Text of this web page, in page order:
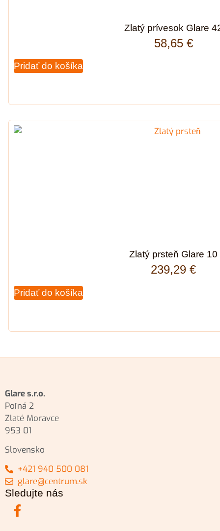
Zlatý prívesok Glare
58,65 €
Pridať do košíka
Zlatý prsteň Glare 10
239,29 €
Pridať do košíka
Glare s.r.o.
Poľná 2
Zlaté Moravce
953 01
Slovensko
+421 940 500 081
glare@centrum.sk
Sledujte nás